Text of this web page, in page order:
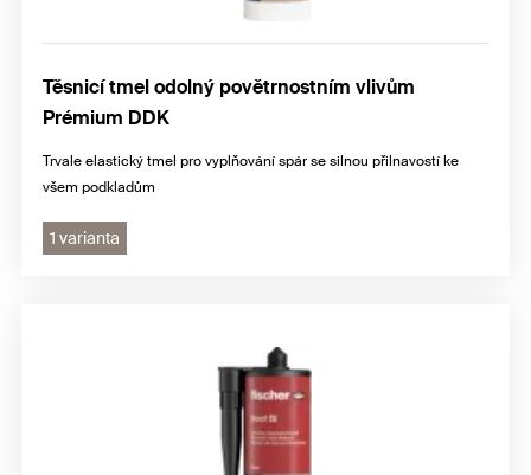
Těsnicí tmel odolný povětrnostním vlivům
Prémium DDK
Trvale elastický tmel pro vyplňování spár se silnou přilnavostí ke
všem podkladům
1 varianta